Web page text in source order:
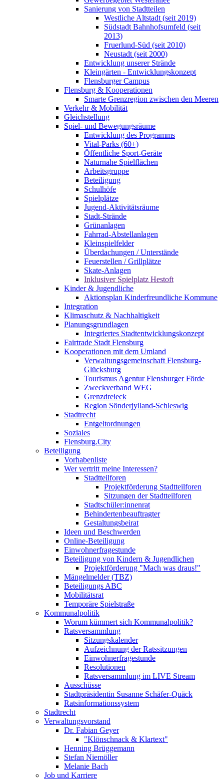
Sanierung von Stadtteilen
Westliche Altstadt (seit 2019)
Südstadt Bahnhofsumfeld (seit
2013)
Fruerlund-Süd (seit 2010)
Neustadt (seit 2000)
Entwicklung unserer Strände
Kleingärten - Entwicklungskonzept
Flensburger Campus
Flensburg & Kooperationen
Smarte Grenzregion zwischen den Meeren
Verkehr & Mobilität
Gleichstellung
Spiel- und Bewegungsräume
Entwicklung des Programms
Vital-Parks (60+)
Öffentliche Sport-Geräte
Naturnahe Spielflächen
Arbeitsgruppe
Beteiligung
Schulhöfe
Spielplätze
Jugend-Aktivitätsräume
Stadt-Strände
Grünanlagen
Fahrrad-Abstellanlagen
Kleinspielfelder
Überdachungen / Unterstände
Feuerstellen / Grillplätze
Skate-Anlagen
Inklusiver Spielplatz Hestoft
Kinder & Jugendliche
Aktionsplan Kinderfreundliche Kommune
Integration
Klimaschutz & Nachhaltigkeit
Planungsgrundlagen
Integriertes Stadtentwicklungskonzept
Fairtrade Stadt Flensburg
Kooperationen mit dem Umland
Verwaltungsgemeinschaft Flensburg-
Glücksburg
Tourismus Agentur Flensburger Förde
Zweckverband WEG
Grenzdreieck
Region Sönderjylland-Schleswig
Stadtrecht
Entgeltordnungen
Soziales
Flensburg.City
Beteiligung
Vorhabenliste
Wer vertritt meine Interessen?
Stadtteilforen
Projektförderung Stadtteilforen
Sitzungen der Stadtteilforen
Stadtschüler:innenrat
Behindertenbeauftragter
Gestaltungsbeirat
Ideen und Beschwerden
Online-Beteiligung
Einwohnerfragestunde
Beteiligung von Kindern & Jugendlichen
Projektförderung "Mach was draus!"
Mängelmelder (TBZ)
Beteiligungs ABC
Mobilitätsrat
Temporäre Spielstraße
Kommunalpolitik
Worum kümmert sich Kommunalpolitik?
Ratsversammlung
Sitzungskalender
Aufzeichnung der Ratssitzungen
Einwohnerfragestunde
Resolutionen
Ratsversammlung im LIVE Stream
Ausschüsse
Stadtpräsidentin Susanne Schäfer-Quäck
Ratsinformationssystem
Stadtrecht
Verwaltungsvorstand
Dr. Fabian Geyer
"Klönschnack & Klartext"
Henning Brüggemann
Stefan Niemöller
Melanie Bach
Job und Karriere